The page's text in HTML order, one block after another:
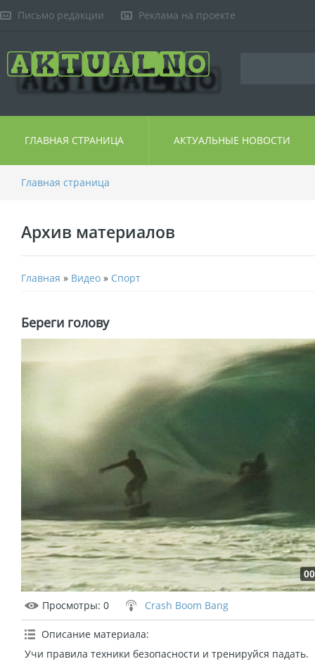
Письмо редакции Реклама на проекте
ГЛАВНАЯ СТРАНИЦА АКТУАЛЬНЫЕ НОВОСТИ
Главная страница
Архив материалов
Главная » Видео » Спорт
Береги голову
Просмотры: 0 Crash Boom Bang
Описание материала:
Учи правила техники безопасности и тренируйся падать.